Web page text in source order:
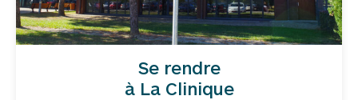
Se rendre
à La Clinique